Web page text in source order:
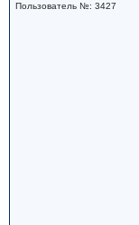
Пользователь №: 3427